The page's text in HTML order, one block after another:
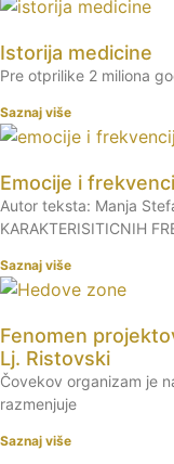
Istorija medicine
Pre otprilike 2 miliona
Saznaj više
Emocije i
Autor teksta: Manja
KARAKTERISITICNIH
Saznaj više
Fenomen
Lj. Ristovski
Čovekov organizam je
razmenjuje
Saznaj više